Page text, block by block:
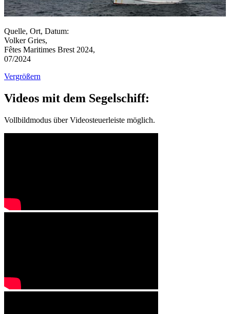
Quelle, Ort, Datum:
Volker Gries,
Fêtes Maritimes Brest 2024,
07/2024
Vergrößern
Videos mit dem Segelschiff:
Vollbildmodus über Videosteuerleiste möglich.